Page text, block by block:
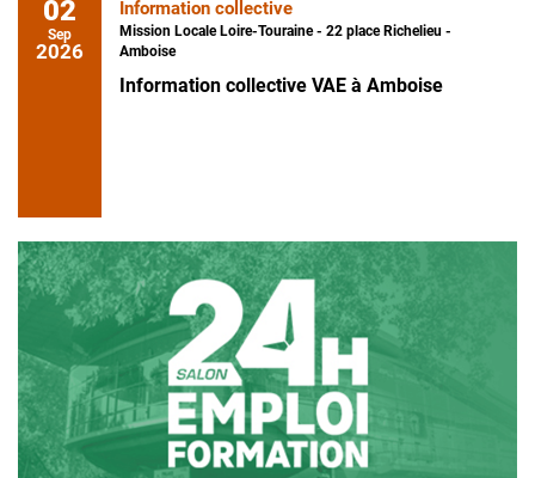
02
Sep
2026
Information collective
Mission Locale Loire-Touraine - 22 place Richelieu -
Amboise
Information collective VAE à Amboise